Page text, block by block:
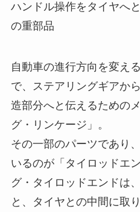
ハンドル操作をタイヤへ
の重部品
自動車の進行方向を変え
で、ステアリングギアか
造部分へと伝えるための
グ・リンケージ」。
その一部のパーツであり
いるのが「タイロッドエ
グ・タイロッドエンドは
と、タイヤとの中間に取